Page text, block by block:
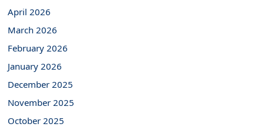
April 2026
March 2026
February 2026
January 2026
December 2025
November 2025
October 2025